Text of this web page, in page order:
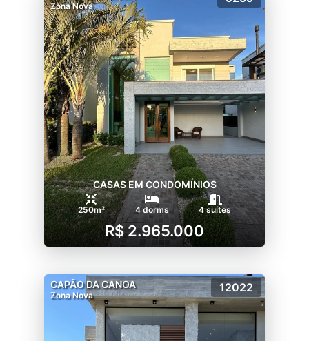
Zona Nova
CASAS EM CONDOMÍNIOS
250m² 4 dorms 4 suítes
R$ 2.965.000
CAPÃO DA CANOA
Zona Nova
12022